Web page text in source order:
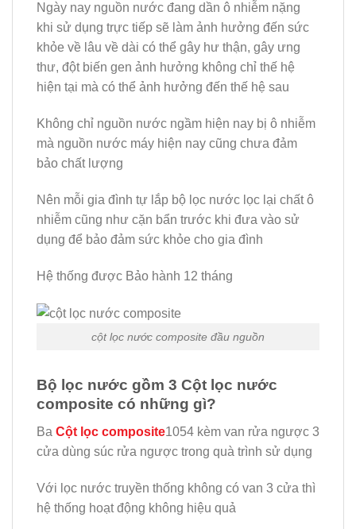
Ngày nay nguồn nước đang dần ô nhiễm nặng
khi sử dụng trực tiếp sẽ làm ảnh hưởng đến sức
khỏe về lâu về dài có thể gây hư thận, gây ưng
thư, đột biến gen ảnh hưởng không chỉ thế hệ
hiện tại mà có thể ảnh hưởng đến thế hệ sau
Không chỉ nguồn nước ngầm hiện nay bị ô nhiễm
mà nguồn nước máy hiện nay cũng chưa đảm
bảo chất lượng
Nên mỗi gia đình tự lắp bộ lọc nước lọc lại chất ô
nhiễm cũng như cặn bẩn trước khi đưa vào sử
dụng để bảo đảm sức khỏe cho gia đình
Hệ thống được Bảo hành 12 tháng
cột lọc nước composite đầu nguồn
Bộ lọc nước gồm 3 Cột lọc nước
composite có những gì?
Ba Cột lọc composite1054 kèm van rửa ngược 3
cửa dùng súc rửa ngược trong quà trình sử dụng
Với lọc nước truyền thống không có van 3 cửa thì
hệ thống hoạt động không hiệu quả